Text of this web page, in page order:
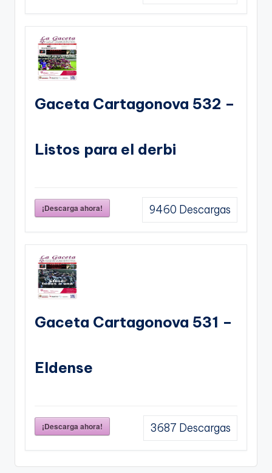
Gaceta Cartagonova 532 –
Listos para el derbi
¡Descarga ahora! 9460 Descargas
Gaceta Cartagonova 531 –
Eldense
¡Descarga ahora! 3687 Descargas